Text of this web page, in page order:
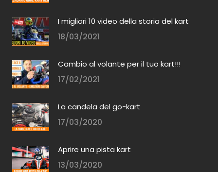
I migliori 10 video della storia del kart
18/03/2021
Cambio al volante per il tuo kart!!!
17/02/2021
La candela del go-kart
17/03/2020
Aprire una pista kart
13/03/2020